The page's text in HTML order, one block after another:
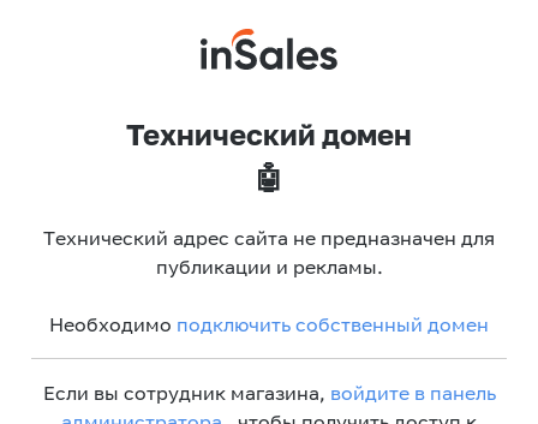
Технический домен
🤖
Технический адрес сайта не предназначен для
публикации и рекламы.
Необходимо подключить собственный домен
Если вы сотрудник магазина, войдите в панель